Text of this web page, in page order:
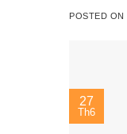
POSTED ON
27
Th6